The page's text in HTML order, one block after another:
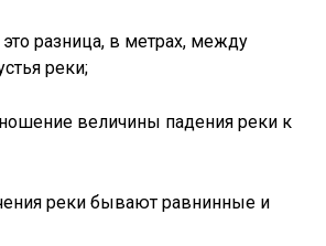
разница, в метрах, между
реки;
величины падения реки к
реки бывают равнинные и